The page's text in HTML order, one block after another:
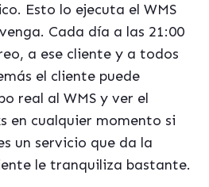
Esto lo ejecuta el WMS
Cada día a las 21:00
a ese cliente y a todos
el cliente puede
real al WMS y ver el
en cualquier momento si
un servicio que da la
le tranquiliza bastante.